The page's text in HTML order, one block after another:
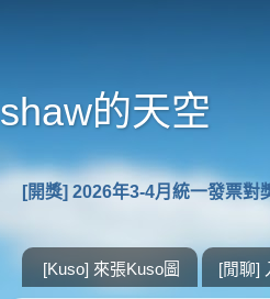
shaw的天空
[開獎] 2026年3-4月統一發票對
[Kuso] 來張Kuso圖 [閒聊]